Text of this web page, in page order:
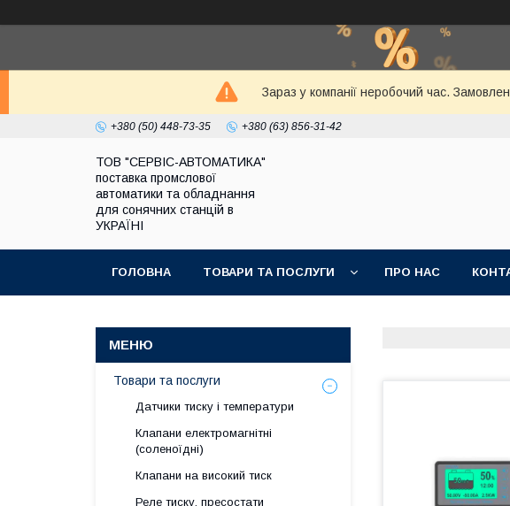
Зараз у компанії неробочий час.
+380 (50) 448-73-35 +380 (63) 856-31-42
ТОВ "СЕРВІС-АВТОМАТИКА"
поставка промслової
автоматики та обладнання
для сонячних станцій в
УКРАЇНІ
ГОЛОВНА ТОВАРИ ТА ПОСЛУГИ ПРО НАС
Товари та послуги
Датчики тиску і температури
Клапани електромагнітні
(соленоїдні)
Клапани на високий тиск
Реле тиску, пресостати